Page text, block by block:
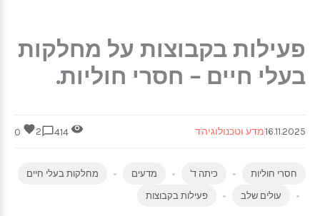
פעילות בקבוצות על מחלקות
בעלי חיים – חסרי חוליות.
16.11.2025מדע וטכנולוגיהד 2
חסרי חוליות כיתה ד' מדעים מחלקות בעלי חיים
עולים שלב פעילות בקבוצות